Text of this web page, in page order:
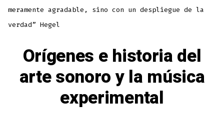
meramente agradable, sino con un despliegue de la
verdad” Hegel
Orígenes e historia del
arte sonoro y la música
experimental